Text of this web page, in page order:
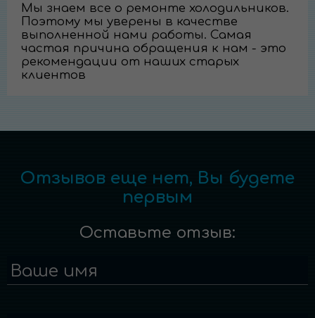
Мы знаем все о ремонте холодильников.
Поэтому мы уверены в качестве
выполненной нами работы. Самая
частая причина обращения к нам - это
рекомендации от наших старых
клиентов
Отзывов еще нет, Вы будете
первым
Оставьте отзыв:
Ваше имя